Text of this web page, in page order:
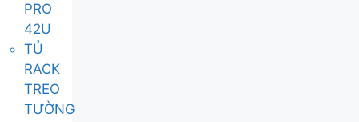
PRO
42U
TỦ
RACK
TREO
TƯỜNG